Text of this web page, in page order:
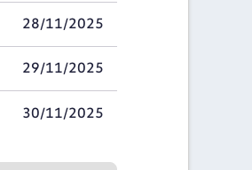
28/11/2025
29/11/2025
30/11/2025